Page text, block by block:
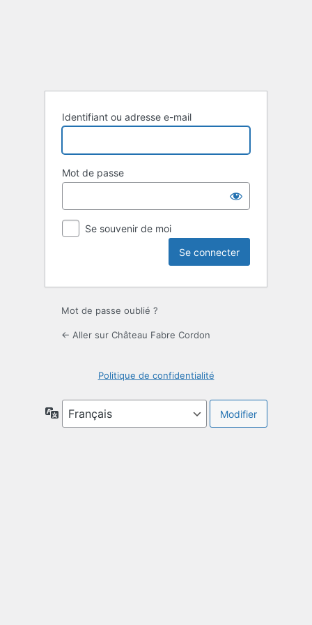
Identifiant ou adresse e-mail
Mot de passe
Se souvenir de moi
Mot de passe oublié ?
← Aller sur Château Fabre Cordon
Politique de confidentialité
Langue